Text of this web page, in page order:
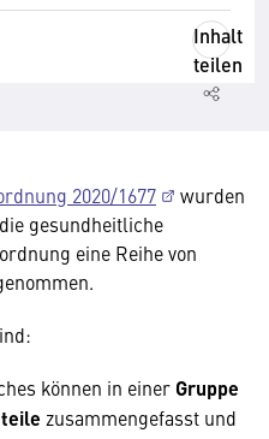
Inhalt
teilen
2020/1677
wurden
gesundheitliche
eine Reihe von
können in einer Gruppe
zusammengefasst und